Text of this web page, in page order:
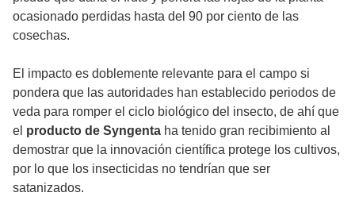
ocasionado perdidas hasta del 90 por ciento de las
cosechas.
El impacto es doblemente relevante para el campo si
pondera que las autoridades han establecido periodos de
veda para romper el ciclo biológico del insecto, de ahí que
el producto de Syngenta ha tenido gran recibimiento al
demostrar que la innovación científica protege los cultivos,
por lo que los insecticidas no tendrían que ser
satanizados.